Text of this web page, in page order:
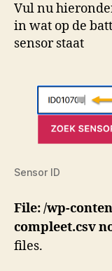
Vul nu
in wat op de
sensor staat
Sensor ID
File: /wp-
compleet.csv
files.